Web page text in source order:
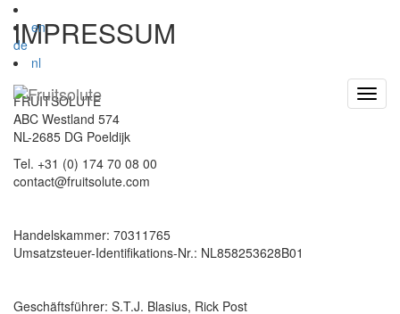
en
de
nl
IMPRESSUM
FRUITSOLUTE
ABC Westland 574
NL-2685 DG Poeldijk
Tel. +31 (0) 174 70 08 00
contact@fruitsolute.com
Handelskammer: 70311765
Umsatzsteuer-Identifikations-Nr.: NL858253628B01
Geschäftsführer: S.T.J. Blasius, Rick Post